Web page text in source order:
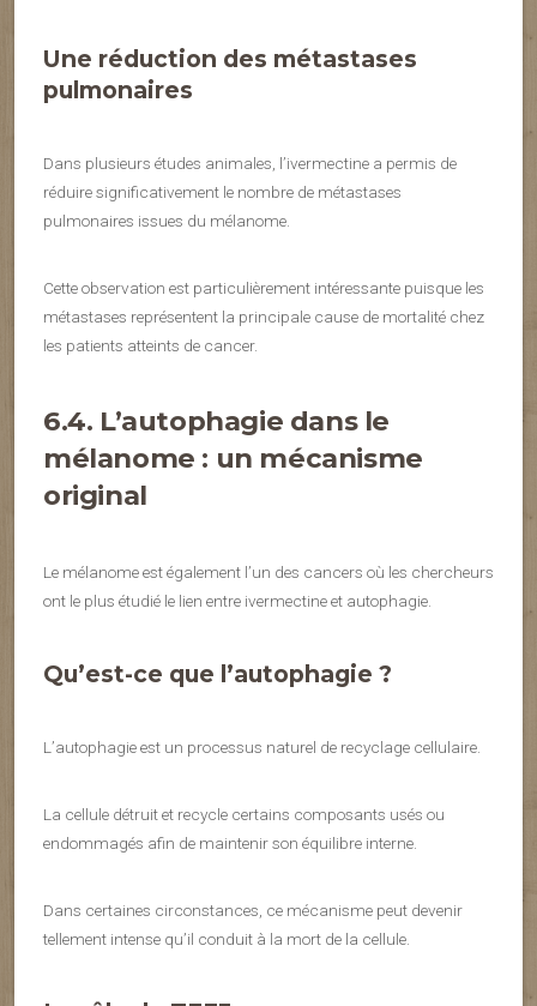
Une réduction des métastases
pulmonaires
Dans plusieurs études animales, l’ivermectine a permis de
réduire significativement le nombre de métastases
pulmonaires issues du mélanome.
Cette observation est particulièrement intéressante puisque les
métastases représentent la principale cause de mortalité chez
les patients atteints de cancer.
6.4. L’autophagie dans le
mélanome : un mécanisme
original
Le mélanome est également l’un des cancers où les chercheurs
ont le plus étudié le lien entre ivermectine et autophagie.
Qu’est-ce que l’autophagie ?
L’autophagie est un processus naturel de recyclage cellulaire.
La cellule détruit et recycle certains composants usés ou
endommagés afin de maintenir son équilibre interne.
Dans certaines circonstances, ce mécanisme peut devenir
tellement intense qu’il conduit à la mort de la cellule.